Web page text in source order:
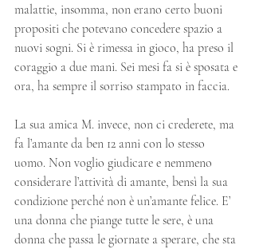
malattie, insomma, non erano certo buoni
propositi che potevano concedere spazio a
nuovi sogni. Si è rimessa in gioco, ha preso il
coraggio a due mani. Sei mesi fa si è sposata e
ora, ha sempre il sorriso stampato in faccia.
La sua amica M. invece, non ci crederete, ma
fa l’amante da ben 12 anni con lo stesso
uomo. Non voglio giudicare e nemmeno
considerare l’attività di amante, bensì la sua
condizione perché non è un’amante felice. E’
una donna che piange tutte le sere, è una
donna che passa le giornate a sperare, che sta